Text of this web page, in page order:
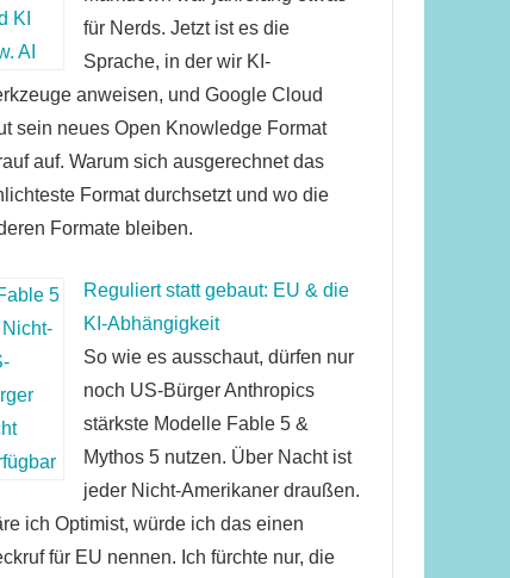
für Nerds. Jetzt ist es die
Sprache, in der wir KI-
anweisen, und Google Cloud
sein neues Open Knowledge Format
auf. Warum sich ausgerechnet das
Format durchsetzt und wo die
Formate bleiben.
Reguliert statt gebaut: EU & die
KI-Abhängigkeit
So wie es ausschaut, dürfen nur
noch US-Bürger Anthropics
stärkste Modelle Fable 5 &
Mythos 5 nutzen. Über Nacht ist
jeder Nicht-Amerikaner draußen.
ich Optimist, würde ich das einen
für EU nennen. Ich fürchte nur, die